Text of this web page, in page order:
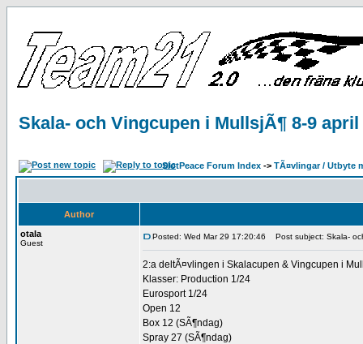
Skala- och Vingcupen i MullsjÃ¶ 8-9 april
SlotPeace Forum Index -> TÃ¤vlingar / Utbyte
Author
otala
Guest
Posted: Wed Mar 29 17:20:46 Post subject: Skala-
2:a deltÃ¤vlingen i Skalacupen & Vingcupen i
Klasser: Production 1/24
Eurosport 1/24
Open 12
Box 12 (SÃ¶ndag)
Spray 27 (SÃ¶ndag)